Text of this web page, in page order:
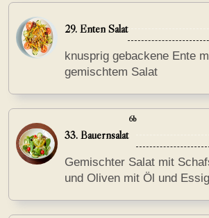
29. Enten Salat
knusprig gebackene Ente
gemischtem Salat
33. Bauernsalat
6b
Gemischter Salat mit
und Oliven mit Öl und